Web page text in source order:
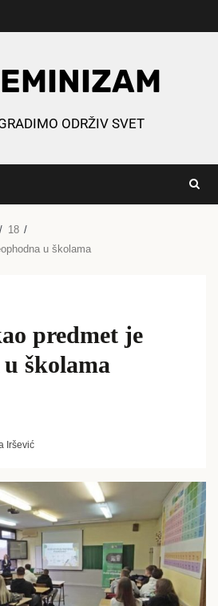
ODRŽIV SVET
18
u školama
predmet je
školama
Iršević